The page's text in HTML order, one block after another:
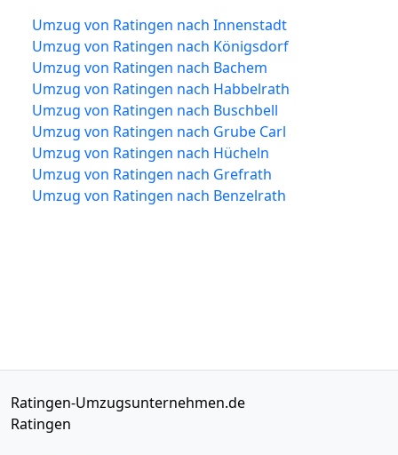
Umzug von Ratingen nach Innenstadt
Umzug von Ratingen nach Königsdorf
Umzug von Ratingen nach Bachem
Umzug von Ratingen nach Habbelrath
Umzug von Ratingen nach Buschbell
Umzug von Ratingen nach Grube Carl
Umzug von Ratingen nach Hücheln
Umzug von Ratingen nach Grefrath
Umzug von Ratingen nach Benzelrath
Ratingen-Umzugsunternehmen.de
Ratingen